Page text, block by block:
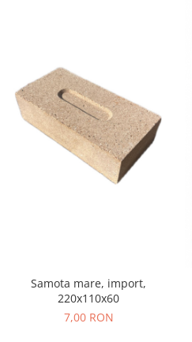
Samota mare, import,
220x110x60
7,00 RON